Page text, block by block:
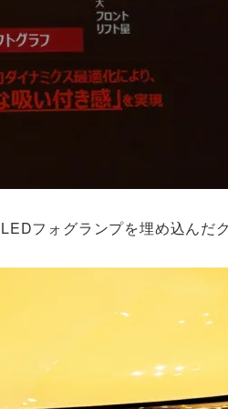
フォグランプを埋め込んだ